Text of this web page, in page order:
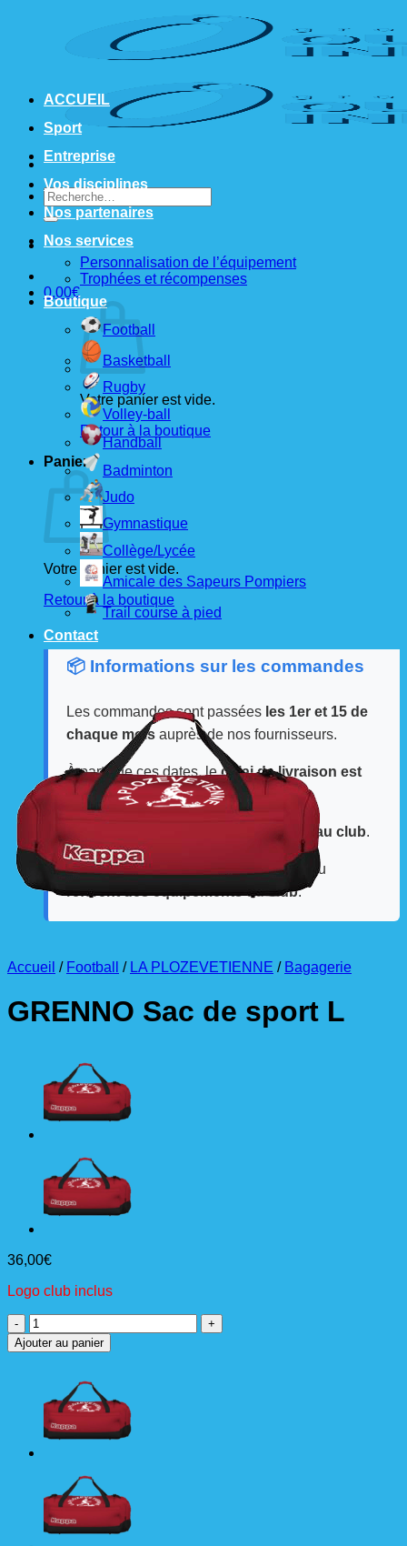
Recherche
pour :
0,00€
Votre panier est vide.
Retour à la boutique
Panier
Votre panier est vide.
Retour à la boutique
📦 Informations sur les commandes
Les commandes sont passées les 1er et 15 de
chaque mois auprès de nos fournisseurs.
À partir de ces dates, ledélai de livraison est
d'environ 3 semaines.
La livraison est effectuée directement au club.
La commande est à récupérer auprès du
référent des équipements du club.
ACCUEIL
Sport
Entreprise
Vos disciplines
Nos partenaires
Nos services
Personnalisation de l’équipement
Trophées et récompenses
Boutique
Football
Basketball
Rugby
Volley-ball
Handball
Badminton
Judo
Gymnastique
Collège/Lycée
Amicale des Sapeurs Pompiers
Trail course à pied
Contact
Accueil / Football / LA PLOZEVETIENNE / Bagagerie
GRENNO Sac de sport L
36,00€
Logo club inclus
quantité
de
GRENNO
sport
Ajouter au panier